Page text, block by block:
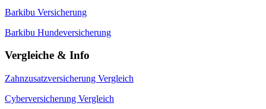
Barkibu Versicherung
Barkibu Hundeversicherung
Vergleiche & Info
Zahnzusatzversicherung Vergleich
Cyberversicherung Vergleich